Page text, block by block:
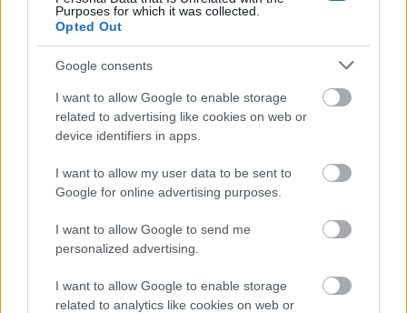
Purposes for which it was collected.
Opted Out
Google consents
I want to allow Google to enable storage
related to advertising like cookies on web or
device identifiers in apps.
I want to allow my user data to be sent to
Google for online advertising purposes.
I want to allow Google to send me
personalized advertising.
I want to allow Google to enable storage
related to analytics like cookies on web or
Kecskeméten is szakirányú továbbképzésekkel erősít a
Gál Ferenc Egyetem
Országos hírek